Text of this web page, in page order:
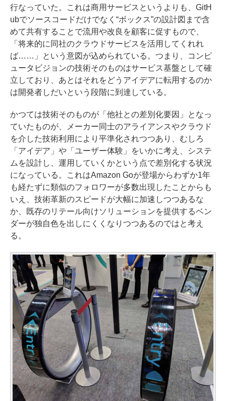
行なっていた。これは商用サービスというよりも、GitH
ubでソースコードだけでなく“ボックス”の設計図まで含
めて共有することで流用や改良を顧客に促すもので、
「将来的に同社のクラウドサービスを活用してくれれ
ば……」という意図が込められている。つまり、コンピ
ュータビジョンの技術そのものはサービス基盤として確
立しており、あとはそれをどうアイデアに転用するのか
は開発者しだいという段階に到達している。
かつては技術そのものが「他社との差別化要因」となっ
ていたものが、メーカー同士のアライアンスやクラウド
を介した技術利用により平準化されつつあり、むしろ
「アイデア」や「ユーザー体験」をいかに考え、システ
ムを設計し、運用していくかという点で差別化する状況
になっている。これはAmazon Goが登場からわずか1年
も経たずに類似のフォロワーが多数出現したことからも
いえ、技術革新のスピードが大幅に加速しつつあるな
か、既存のリテール向けソリューションを提供するベン
ダーが独自色を出しにくくなりつつあるのではと考え
る。